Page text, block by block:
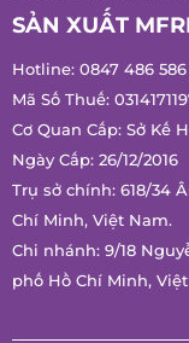
CÔNG TY
Hotline:0847 486 586
Mã Số Thuế:
Cơ Quan Cấp: Sở Kế
Minh.
Ngày Cấp: 26/12/2016
Trụ sở chính: 618/34
Chí Minh, Việt Nam.
phố Hồ Chí Minh,